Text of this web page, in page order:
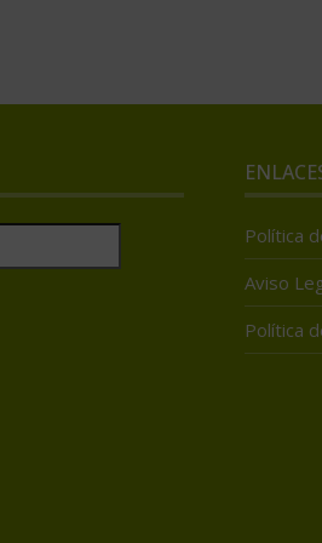
Política
Aviso
Política